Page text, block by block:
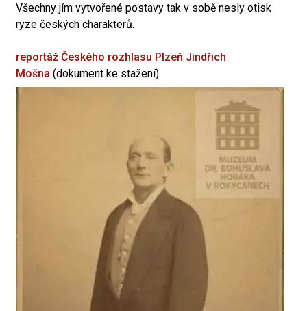
Všechny jím vytvořené postavy tak v sobě nesly otisk
ryze českých charakterů.
reportáž Českého rozhlasu Plzeň Jindřich
Mošna (dokument ke stažení)